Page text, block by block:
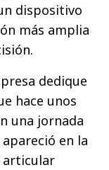
dispositivo
más amplia
dedique
hace unos
una jornada
apareció en la
articular